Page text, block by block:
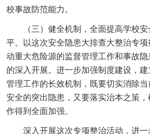
校事故防范能力。
（三）健全机制，全面提高学校
平。以这次安全隐患大排查大整治专
动重大危险源的监督管理工作和事故
的深入开展。进一步加强制度建设，
管理工作的长效机制，既要切实消除
安全的突出隐患，又要落实治本之策
作得到全面加强。
深入开展这次专项整治活动，进